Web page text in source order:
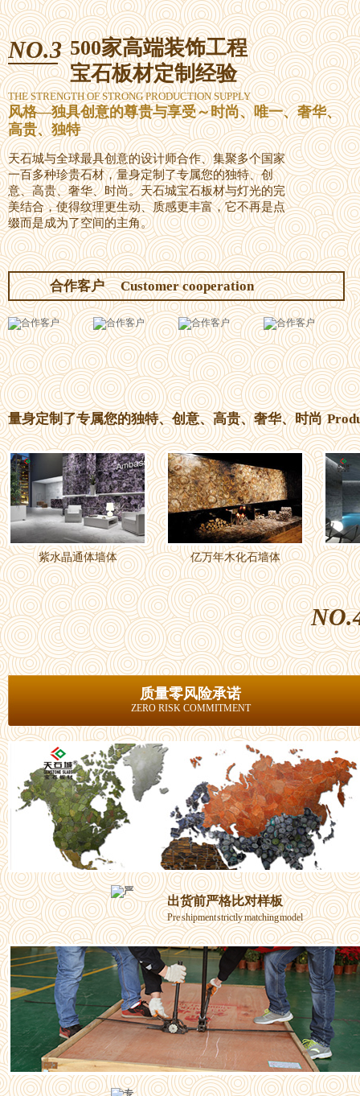
NO.3 500家高端装饰工程
宝石板材定制经验
THE STRENGTH OF STRONG PRODUCTION SUPPLY
风格—独具创意的尊贵与享受～时尚、唯一、奢华、
高贵、独特
天石城与全球最具创意的设计师合作、集聚多个国家
一百多种珍贵石材，量身定制了专属您的独特、创
意、高贵、奢华、时尚。天石城宝石板材与灯光的完
美结合，使得纹理更生动、质感更丰富，它不再是点
缀而是成为了空间的主角。
合作客户 Customer cooperation
量身定制了专属您的独特、创意、高贵、奢华、时尚
紫水晶通体墙体 亿万年木化石墙体
质量零风险承诺
ZERO RISK COMMITMENT
出货前严格比对样板
Pre shipment strictly matching model